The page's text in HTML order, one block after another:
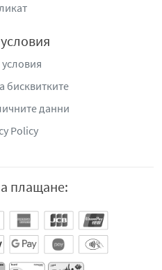
бисквитките
данни
Policy
плащане: